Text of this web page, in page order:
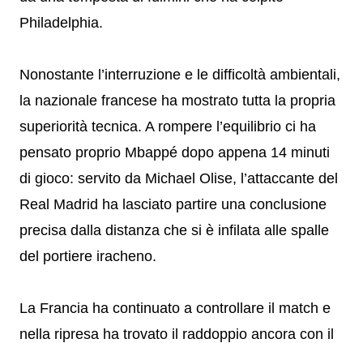
Philadelphia.
Nonostante l’interruzione e le difficoltà ambientali,
la nazionale francese ha mostrato tutta la propria
superiorità tecnica. A rompere l’equilibrio ci ha
pensato proprio Mbappé dopo appena 14 minuti
di gioco: servito da Michael Olise, l’attaccante del
Real Madrid ha lasciato partire una conclusione
precisa dalla distanza che si è infilata alle spalle
del portiere iracheno.
La Francia ha continuato a controllare il match e
nella ripresa ha trovato il raddoppio ancora con il